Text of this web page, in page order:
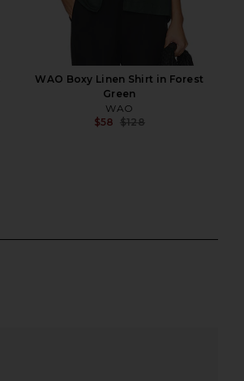
WAO Boxy Linen Shirt in Forest
Green
WAO
$58 $128